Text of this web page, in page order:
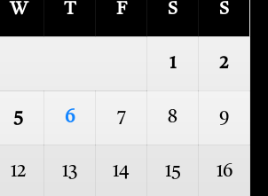
W T F S S
1 2
5 6 7 8 9
12 13 14 15 16